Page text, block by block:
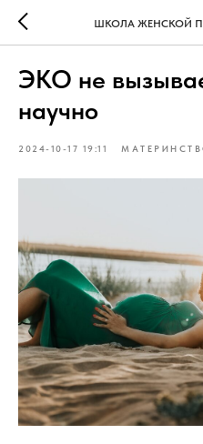
ШКОЛА ЖЕНСКОЙ
ЭКО не
научно
2024-10-17 19:11